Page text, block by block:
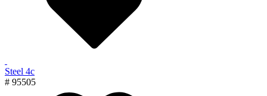
Steel 4с
# 95505